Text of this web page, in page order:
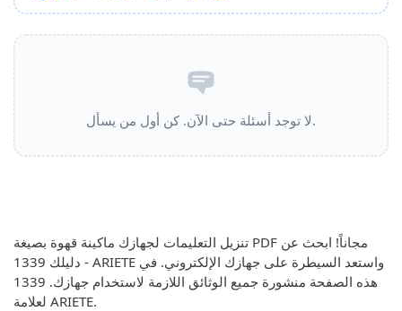
لا توجد أسئلة حتى الآن. كن أول من يسأل.
تنزيل التعليمات لجهازك ماكينة قهوة بصيغة PDF مجاناً! ابحث عن
دليلك 1339 - ARIETE واستعد السيطرة على جهازك الإلكتروني. في
هذه الصفحة منشورة جميع الوثائق اللازمة لاستخدام جهازك. 1339
لعلامة ARIETE.